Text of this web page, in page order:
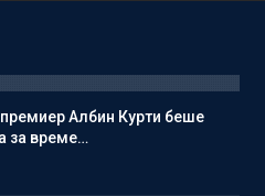
Албин Курти беше
за време…